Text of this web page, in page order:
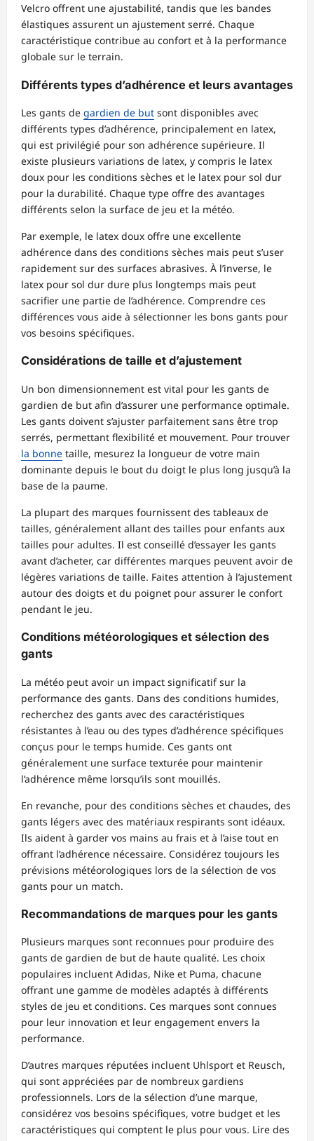
Velcro offrent une ajustabilité, tandis que les bandes
élastiques assurent un ajustement serré. Chaque
caractéristique contribue au confort et à la performance
globale sur le terrain.
Différents types d’adhérence et leurs avantages
Les gants de gardien de but sont disponibles avec
différents types d’adhérence, principalement en latex,
qui est privilégié pour son adhérence supérieure. Il
existe plusieurs variations de latex, y compris le latex
doux pour les conditions sèches et le latex pour sol dur
pour la durabilité. Chaque type offre des avantages
différents selon la surface de jeu et la météo.
Par exemple, le latex doux offre une excellente
adhérence dans des conditions sèches mais peut s’user
rapidement sur des surfaces abrasives. À l’inverse, le
latex pour sol dur dure plus longtemps mais peut
sacrifier une partie de l’adhérence. Comprendre ces
différences vous aide à sélectionner les bons gants pour
vos besoins spécifiques.
Considérations de taille et d’ajustement
Un bon dimensionnement est vital pour les gants de
gardien de but afin d’assurer une performance optimale.
Les gants doivent s’ajuster parfaitement sans être trop
serrés, permettant flexibilité et mouvement. Pour trouver
la bonne taille, mesurez la longueur de votre main
dominante depuis le bout du doigt le plus long jusqu’à la
base de la paume.
La plupart des marques fournissent des tableaux de
tailles, généralement allant des tailles pour enfants aux
tailles pour adultes. Il est conseillé d’essayer les gants
avant d’acheter, car différentes marques peuvent avoir de
légères variations de taille. Faites attention à l’ajustement
autour des doigts et du poignet pour assurer le confort
pendant le jeu.
Conditions météorologiques et sélection des
gants
La météo peut avoir un impact significatif sur la
performance des gants. Dans des conditions humides,
recherchez des gants avec des caractéristiques
résistantes à l’eau ou des types d’adhérence spécifiques
conçus pour le temps humide. Ces gants ont
généralement une surface texturée pour maintenir
l’adhérence même lorsqu’ils sont mouillés.
En revanche, pour des conditions sèches et chaudes, des
gants légers avec des matériaux respirants sont idéaux.
Ils aident à garder vos mains au frais et à l’aise tout en
offrant l’adhérence nécessaire. Considérez toujours les
prévisions météorologiques lors de la sélection de vos
gants pour un match.
Recommandations de marques pour les gants
Plusieurs marques sont reconnues pour produire des
gants de gardien de but de haute qualité. Les choix
populaires incluent Adidas, Nike et Puma, chacune
offrant une gamme de modèles adaptés à différents
styles de jeu et conditions. Ces marques sont connues
pour leur innovation et leur engagement envers la
performance.
D’autres marques réputées incluent Uhlsport et Reusch,
qui sont appréciées par de nombreux gardiens
professionnels. Lors de la sélection d’une marque,
considérez vos besoins spécifiques, votre budget et les
caractéristiques qui comptent le plus pour vous. Lire des